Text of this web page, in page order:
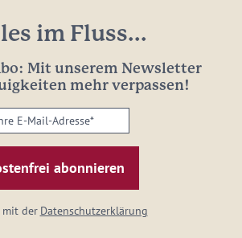
im Fluss...
Mit unserem Newsletter
mehr verpassen!
mit der Datenschutzerklärung